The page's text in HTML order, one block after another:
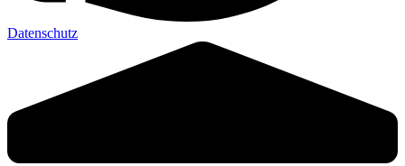
Datenschutz